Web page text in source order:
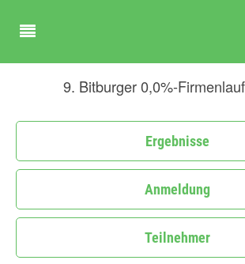
9. Bitburger 0,0%-
Ergebnisse
Anmeldung
Teilnehmer